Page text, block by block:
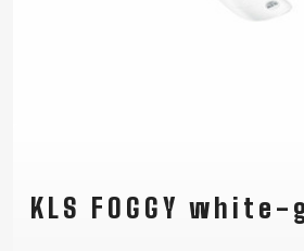
KLS FOGGY white-